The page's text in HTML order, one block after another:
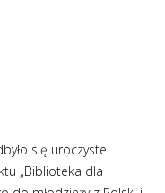
się uroczyste
„Biblioteka dla